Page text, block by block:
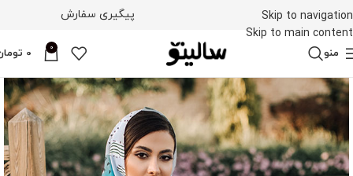
Skip to navigation
Skip to main content
پیگیری سفارش
منو 0
0